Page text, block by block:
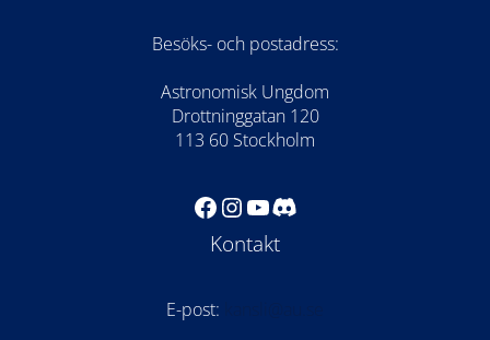
Besöks- och postadress:
Astronomisk Ungdom
Drottninggatan 120
113 60 Stockholm
Facebook
Instagram
YouTube
Discord
Kontakt
E-post: